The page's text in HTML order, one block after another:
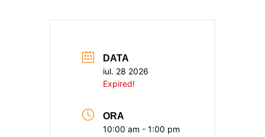
DATA
iul. 28 2026
Expired!
ORA
10:00 am - 1:00 pm